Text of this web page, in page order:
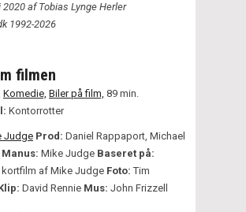
af Tobias Lynge Herler
1992-2026
filmen
Komedie, Biler på film, 89 min.
Kontorrotter
Judge Prod: Daniel Rappaport, Michael
Manus: Mike Judge Baseret på:
kortfilm af Mike Judge Foto: Tim
David Rennie Mus: John Frizzell